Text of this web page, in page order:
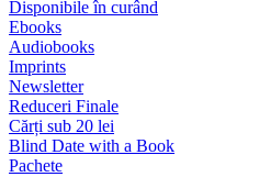
Disponibile în curând
Ebooks
Audiobooks
Imprints
Newsletter
Reduceri Finale
Cărți sub 20 lei
Blind Date with a Book
Pachete